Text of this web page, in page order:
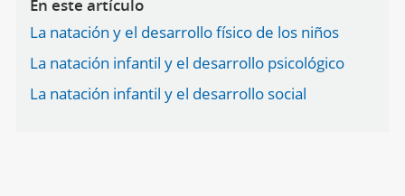
En este artículo
La natación y el desarrollo físico de los niños
La natación infantil y el desarrollo psicológico
La natación infantil y el desarrollo social